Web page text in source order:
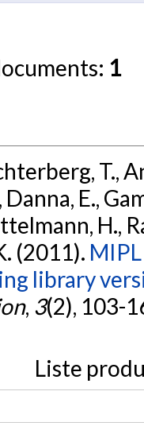
1
T.,
Danna, E.,
H.,
(2011).
library
, 3(2), 103-
Liste